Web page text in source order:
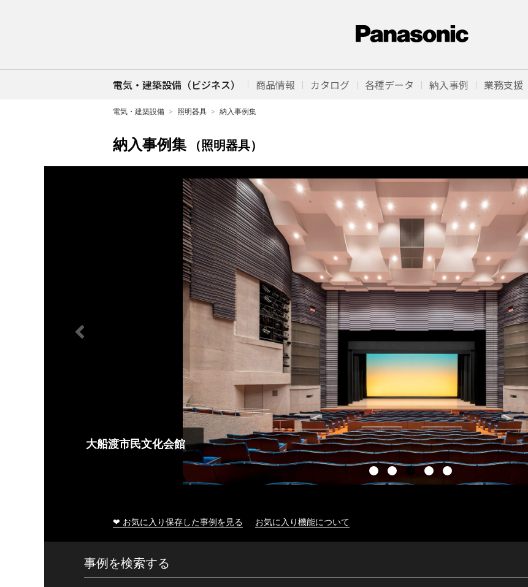
電気・建築設備（ビジネス） 商品情報 カタログ 各種データ 納入事例 業務支援
電気・建築設備 照明器具 納入事例集
納入事例集 （照明器具）
大船渡市民文化会館
❤ お気に入り保存した事例を見る お気に入り機能について
事例を検索する